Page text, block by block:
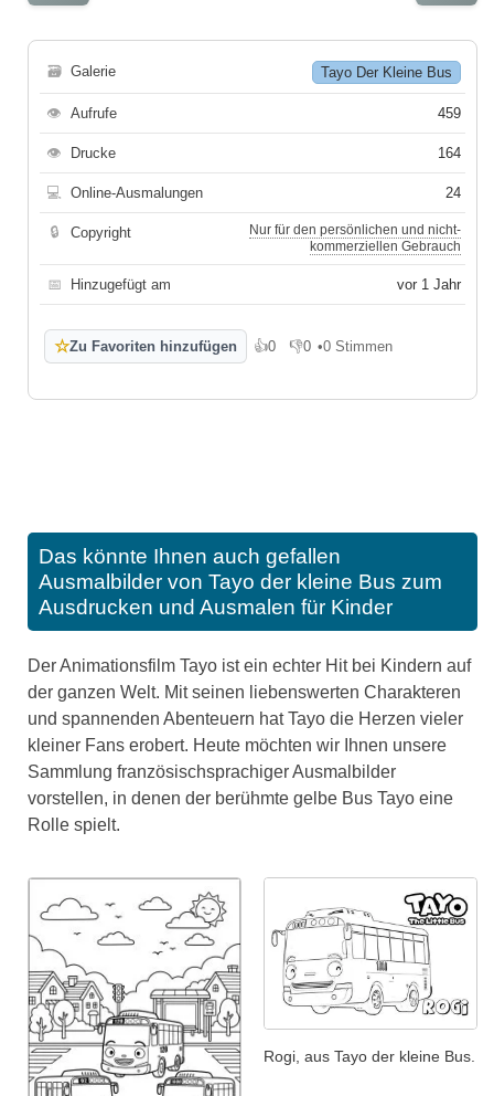
🗃 Galerie Tayo Der Kleine Bus
👁 Aufrufe 459
👁 Drucke 164
💻 Online-Ausmalungen 24
🔒 Copyright
Nur für den persönlichen und nicht-
kommerziellen Gebrauch
📅 Hinzugefügt am vor 1 Jahr
☆Zu Favoriten hinzufügen 👍0
Gefällt mir
👎0
Gefällt mir nicht
•0 Stimmen
Das könnte Ihnen auch gefallen
Ausmalbilder von Tayo der kleine Bus zum
Ausdrucken und Ausmalen für Kinder
Der Animationsfilm Tayo ist ein echter Hit bei Kindern auf
der ganzen Welt. Mit seinen liebenswerten Charakteren
und spannenden Abenteuern hat Tayo die Herzen vieler
kleiner Fans erobert. Heute möchten wir Ihnen unsere
Sammlung französischsprachiger Ausmalbilder
vorstellen, in denen der berühmte gelbe Bus Tayo eine
Rolle spielt.
Rogi, aus Tayo der kleine Bus.